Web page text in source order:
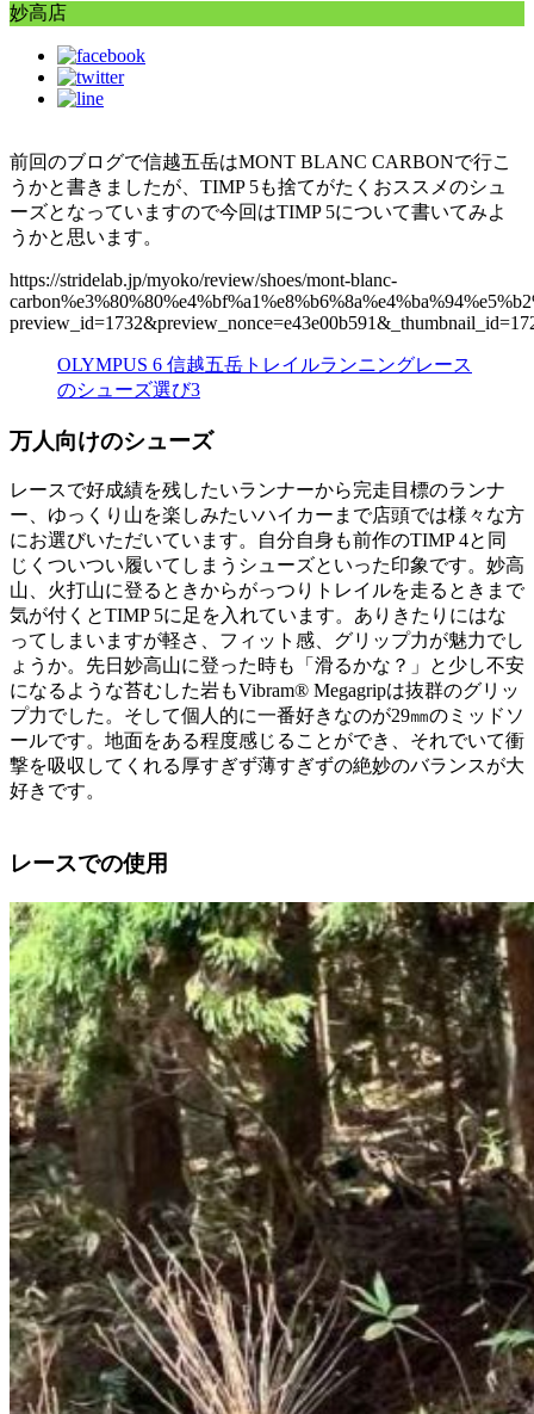
妙高店
前回のブログで信越五岳はMONT BLANC CARBONで行こ
うかと書きましたが、TIMP 5も捨てがたくおススメのシュ
ーズとなっていますので今回はTIMP 5について書いてみよ
うかと思います。
https://stridelab.jp/myoko/review/shoes/mont-blanc-
OLYMPUS 6 信越五岳トレイルランニングレース
のシューズ選び3
万人向けのシューズ
レースで好成績を残したいランナーから完走目標のランナ
ー、ゆっくり山を楽しみたいハイカーまで店頭では様々な方
にお選びいただいています。自分自身も前作のTIMP 4と同
じくついつい履いてしまうシューズといった印象です。妙高
山、火打山に登るときからがっつりトレイルを走るときまで
気が付くとTIMP 5に足を入れています。ありきたりにはな
ってしまいますが軽さ、フィット感、グリップ力が魅力でし
ょうか。先日妙高山に登った時も「滑るかな？」と少し不安
になるような苔むした岩もVibram® Megagripは抜群のグリッ
プ力でした。そして個人的に一番好きなのが29㎜のミッドソ
ールです。地面をある程度感じることができ、それでいて衝
撃を吸収してくれる厚すぎず薄すぎずの絶妙のバランスが大
好きです。
レースでの使用